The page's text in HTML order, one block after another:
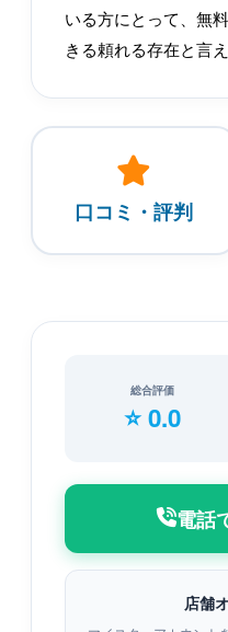
いる方にとって、無
きる頼れる存在と言
口コミ・評判
総合評価
⭐ 0.0
電話
店舗